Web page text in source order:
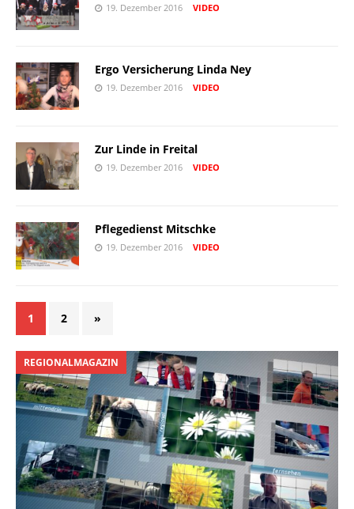
19. Dezember 2016 VIDEO
Ergo Versicherung Linda Ney
19. Dezember 2016 VIDEO
Zur Linde in Freital
19. Dezember 2016 VIDEO
Pflegedienst Mitschke
19. Dezember 2016 VIDEO
1 2 »
REGIONALMAGAZIN